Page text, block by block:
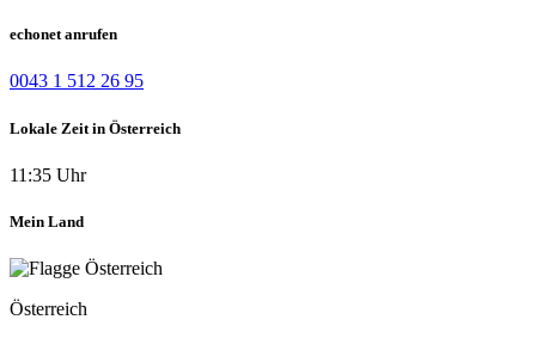
echonet anrufen
0043 1 512 26 95
Lokale Zeit in Österreich
11:35 Uhr
Mein Land
Österreich